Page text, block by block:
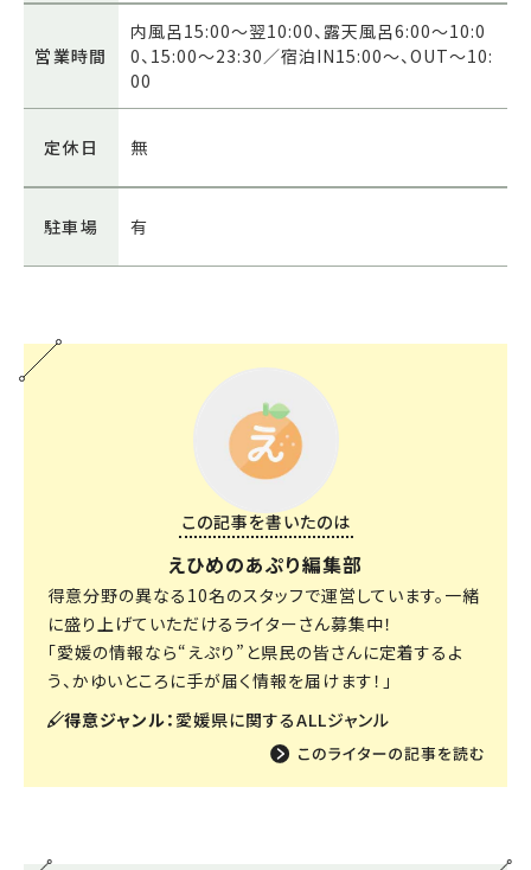
営業時間
内風呂15:00～翌10:00、露天風呂6:00～10:0
0、15:00～23:30／宿泊IN15:00～、OUT～10:
00
定休日 無
駐車場 有
この記事を書いたのは
えひめのあぷり編集部
得意分野の異なる10名のスタッフで運営しています。一緒
に盛り上げていただけるライターさん募集中！
「愛媛の情報なら“えぷり”と県民の皆さんに定着するよ
う、かゆいところに手が届く情報を届けます！」
得意ジャンル： 愛媛県に関するALLジャンル